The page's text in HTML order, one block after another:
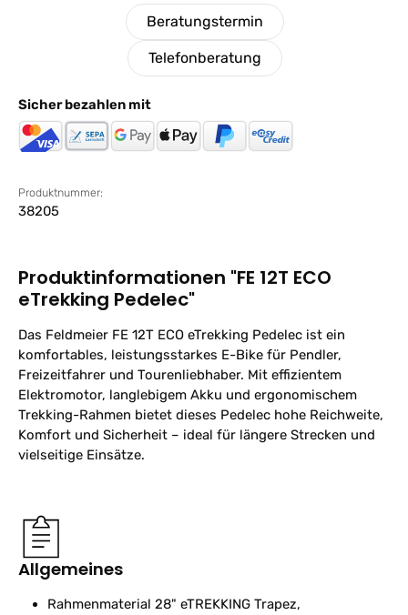
Beratungstermin
Telefonberatung
Sicher bezahlen mit
Produktnummer:
38205
Produktinformationen "FE 12T ECO
eTrekking Pedelec"
Das Feldmeier FE 12T ECO eTrekking Pedelec ist ein
komfortables, leistungsstarkes E-Bike für Pendler,
Freizeitfahrer und Tourenliebhaber. Mit effizientem
Elektromotor, langlebigem Akku und ergonomischem
Trekking-Rahmen bietet dieses Pedelec hohe Reichweite,
Komfort und Sicherheit – ideal für längere Strecken und
vielseitige Einsätze.
Allgemeines
Rahmenmaterial 28" eTREKKING Trapez,